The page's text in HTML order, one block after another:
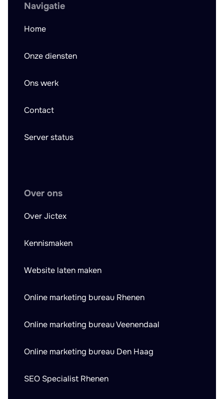
Navigatie
Home
Onze diensten
Ons werk
Contact
Server status
Over ons
Over Jictex
Kennismaken
Website laten maken
Online marketing bureau Rhenen
Online marketing bureau Veenendaal
Online marketing bureau Den Haag
SEO Specialist Rhenen